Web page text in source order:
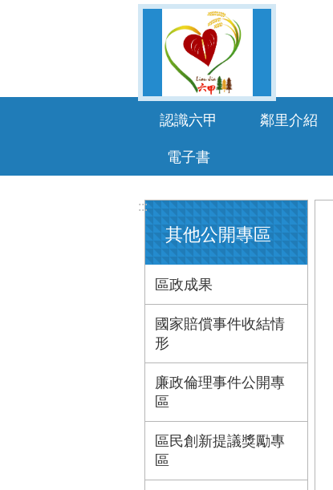
認識六甲 鄰里介紹
電子書
:::
其他公開專區
區政成果
國家賠償事件收結情
形
廉政倫理事件公開專
區
區民創新提議獎勵專
區